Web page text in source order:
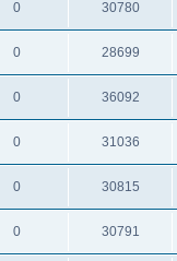
0 30780
0 28699
0 36092
0 31036
0 30815
0 30791